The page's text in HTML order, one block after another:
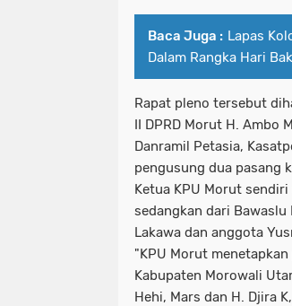
Baca Juga : Lapas
Dalam Rangka Hari
Rapat pleno tersebut
II DPRD Morut H. Ambo
Danramil Petasia,
pengusung dua pasang
Ketua KPU Morut
sedangkan dari
Lakawa dan anggota
"KPU Morut
Kabupaten Morowali
Hehi, Mars dan H. Djira